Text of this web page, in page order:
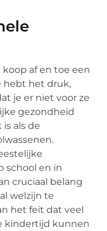
koop af en toe een
hebt het druk,
je er niet voor ze
gezondheid
als de
school en in
cruciaal belang
welzijn te
het feit dat veel
kindertijd kunnen